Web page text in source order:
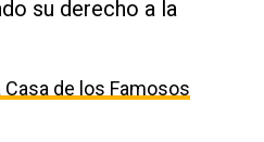
su derecho a la
de los Famosos